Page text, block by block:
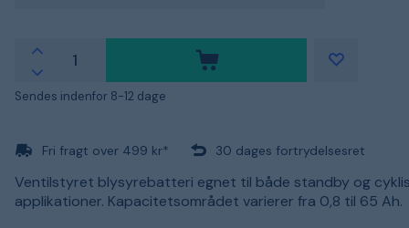
Sendes indenfor 8-12 dage
Fri fragt over 499 kr* 30 dages fortrydelsesret
Ventilstyret blysyrebatteri egnet til både standby og
applikationer. Kapacitetsområdet varierer fra 0,8 til 65 Ah.